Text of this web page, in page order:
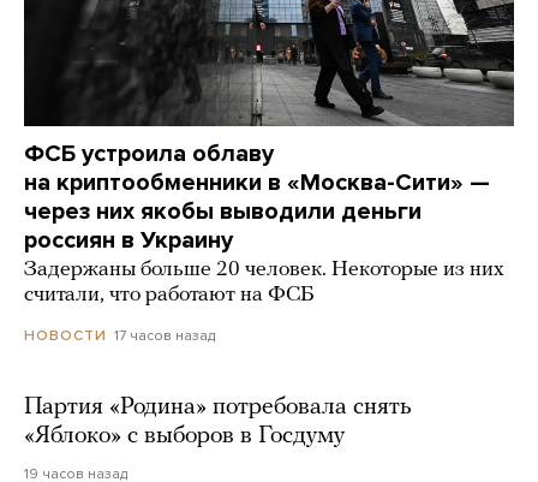
ФСБ устроила облаву
на криптообменники в «Москва-Сити» —
через них якобы выводили деньги
россиян в Украину
Задержаны больше 20 человек. Некоторые из них
считали, что работают на ФСБ
НОВОСТИ 17 часов назад
Партия «Родина» потребовала снять
«Яблоко» с выборов в Госдуму
19 часов назад